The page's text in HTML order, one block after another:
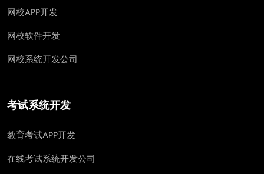
网校APP开发
网校软件开发
网校系统开发公司
考试系统开发
教育考试APP开发
在线考试系统开发公司